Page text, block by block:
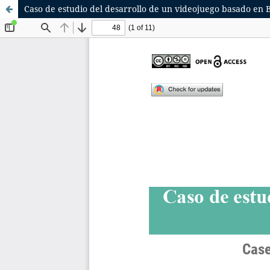
Caso de estudio del desarrollo de un videojuego basado en